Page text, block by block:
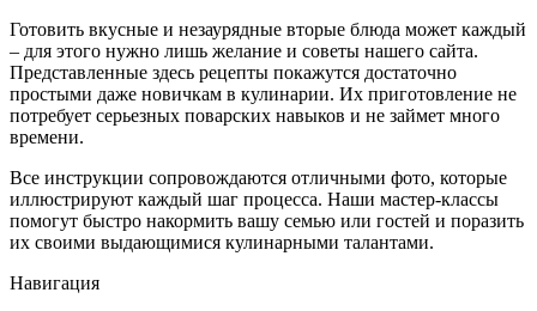
Готовить вкусные и незаурядные вторые блюда может каждый
– для этого нужно лишь желание и советы нашего сайта.
Представленные здесь рецепты покажутся достаточно
простыми даже новичкам в кулинарии. Их приготовление не
потребует серьезных поварских навыков и не займет много
времени.
Все инструкции сопровождаются отличными фото, которые
иллюстрируют каждый шаг процесса. Наши мастер-классы
помогут быстро накормить вашу семью или гостей и поразить
их своими выдающимися кулинарными талантами.
Навигация